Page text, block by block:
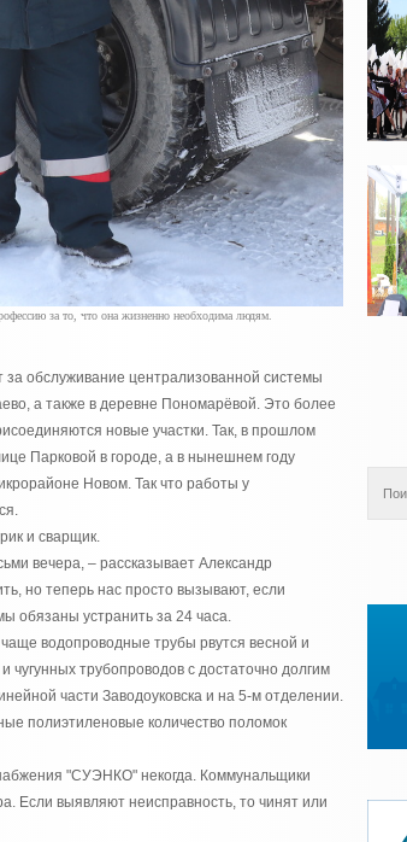
за то, что она жизненно необходима людям.
за обслуживание централизованной системы
а также в деревне Пономарёвой. Это более
новые участки. Так, в прошлом
Парковой в городе, а в нынешнем году
Новом. Так что работы у
и сварщик.
вечера, – рассказывает Александр
но теперь нас просто вызывают, если
обязаны устранить за 24 часа.
водопроводные трубы рвутся весной и
чугунных трубопроводов с достаточно долгим
части Заводоуковска и на 5-м отделении.
полиэтиленовые количество поломок
"СУЭНКО" некогда. Коммунальщики
Если выявляют неисправность, то чинят или